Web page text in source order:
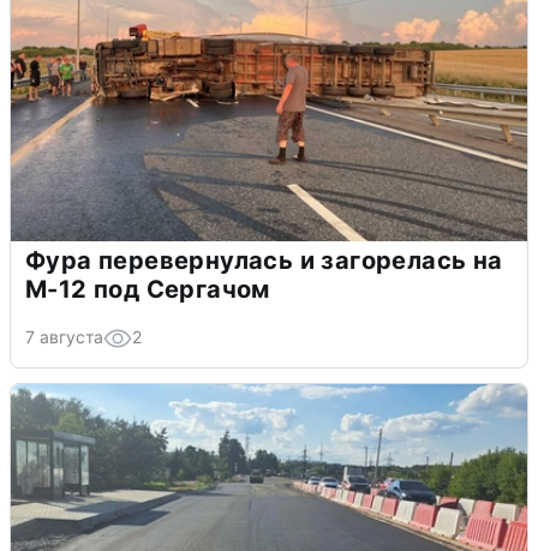
Фура перевернулась и загорелась на
М-12 под Сергачом
7 августа 2